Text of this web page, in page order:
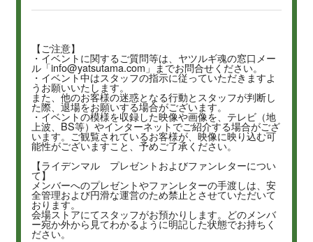
【ご注意】
・イベントに関するご質問等は、ヤツルギ魂の窓口メー
ル「info@yatsutama.com」までお問合せください。
・イベント中はスタッフの指示に従っていただきますよ
うお願いいたします。
また、他のお客様の迷惑となる行動とスタッフが判断し
た際、退場をお願いする場合がございます。
・イベントの模様を収録した映像や画像を、テレビ（地
上波、BS等）やインターネットでご紹介する場合がござ
います。ご観覧されているお客様が、映像に映り込む可
能性がございますこと、予めご了承ください。
【ライデンマル プレゼントおよびファンレターについ
て】
メンバーへのプレゼントやファンレターの手渡しは、安
全管理および円滑な運営のため禁止とさせていただいて
おります。
会場ストアにてスタッフがお預かりします。どのメンバ
ー宛か外から見てわかるように明記した状態でお持ちく
ださい。